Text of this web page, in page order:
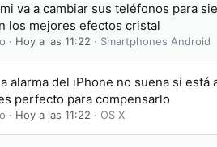
va a cambiar sus teléfonos para
los mejores efectos cristal
Hoy a las 11:22 Smartphones Android
alarma del iPhone no suena si está
perfecto para compensarlo
Hoy a las 11:22 OS X